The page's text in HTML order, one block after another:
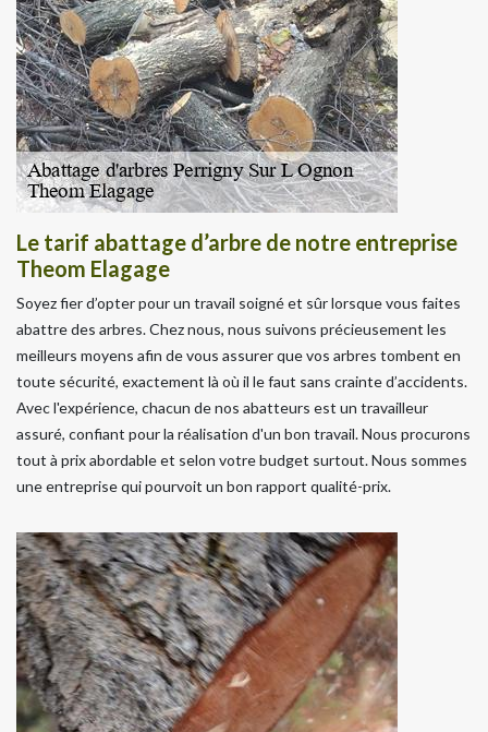
Le tarif abattage d’arbre de notre entreprise
Theom Elagage
Soyez fier d’opter pour un travail soigné et sûr lorsque vous faites
abattre des arbres. Chez nous, nous suivons précieusement les
meilleurs moyens afin de vous assurer que vos arbres tombent en
toute sécurité, exactement là où il le faut sans crainte d’accidents.
Avec l'expérience, chacun de nos abatteurs est un travailleur
assuré, confiant pour la réalisation d'un bon travail. Nous procurons
tout à prix abordable et selon votre budget surtout. Nous sommes
une entreprise qui pourvoit un bon rapport qualité-prix.